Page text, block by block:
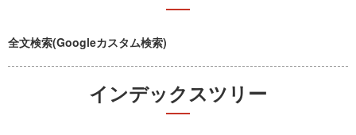
全文検索(Googleカスタム検索)
インデックスツリー